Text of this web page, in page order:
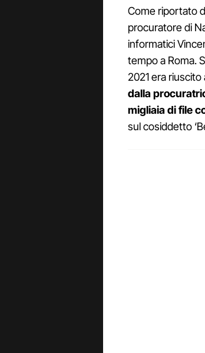
Come riportato
procuratore di
informatici
tempo a Roma.
2021 era
dalla
migliaia di file
sul cosiddetto